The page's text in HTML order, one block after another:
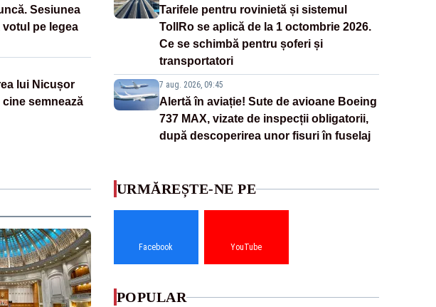
Sesiunea
pe legea
lui Nicușor
cine semnează
Tarifele pentru rovinietă și sistemul
TollRo se aplică de la 1 octombrie 2026.
Ce se schimbă pentru șoferi și
transportatori
7 aug. 2026, 09:45
Alertă în aviație! Sute de avioane Boeing
737 MAX, vizate de inspecții obligatorii,
după descoperirea unor fisuri în fuselaj
URMĂREȘTE-NE PE
Facebook YouTube
POPULAR